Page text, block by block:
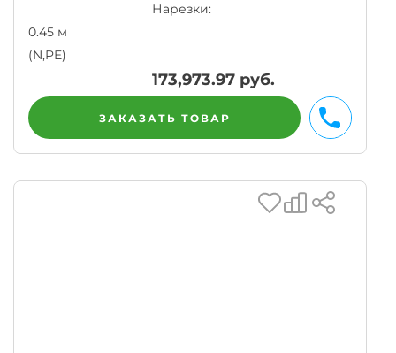
Нарезки:
0.45 м
(N,PE)
173,973.97руб.
ЗАКАЗАТЬ ТОВАР